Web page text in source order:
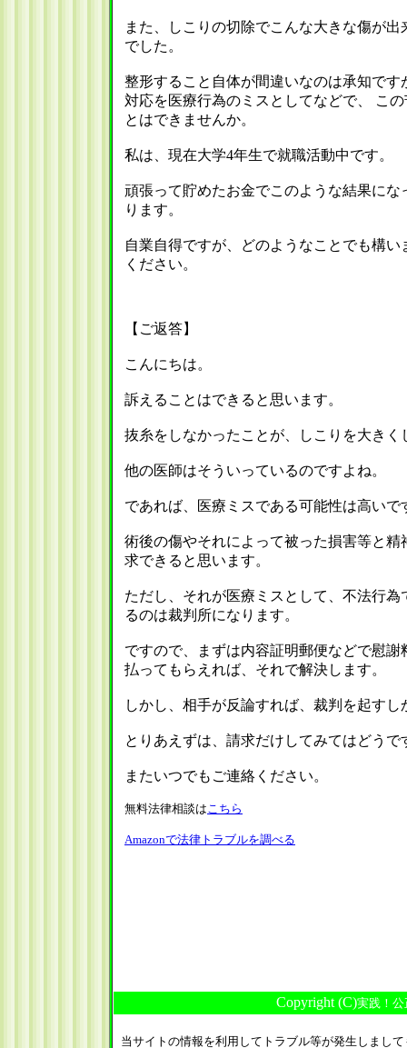
また、しこりの切除でこんな大きな傷が
でした。
整形すること自体が間違いなのは承知です
対応を医療行為のミスとしてなどで、 こ
とはできませんか。
私は、現在大学4年生で就職活動中です。
頑張って貯めたお金でこのような結果にな
ります。
自業自得ですが、どのようなことでも構
ください。
【ご返答】
こんにちは。
訴えることはできると思います。
抜糸をしなかったことが、しこりを大きく
他の医師はそういっているのですよね。
であれば、医療ミスである可能性は高いで
術後の傷やそれによって被った損害等と精
求できると思います。
ただし、それが医療ミスとして、不法行
るのは裁判所になります。
ですので、まずは内容証明郵便などで慰
払ってもらえれば、それで解決します。
しかし、相手が反論すれば、裁判を起すし
とりあえずは、請求だけしてみてはどうで
またいつでもご連絡ください。
無料法律相談はこちら
Amazonで法律トラブルを調べる
Copyright (C)実践！
当サイトの情報を利用してトラブル等が発生しまし